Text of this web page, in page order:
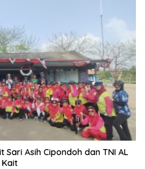
Sari Asih Cipondoh dan TNI AL
Kait